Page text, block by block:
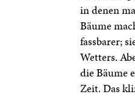
in denen
Bäume
fassbarer;
Wetters.
die Bäume
Zeit. Das